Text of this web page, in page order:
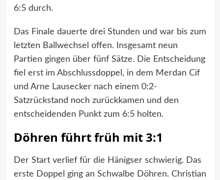
6:5 durch.
Das Finale dauerte drei Stunden und war bis zum
letzten Ballwechsel offen. Insgesamt neun
Partien gingen über fünf Sätze. Die Entscheidung
fiel erst im Abschlussdoppel, in dem Merdan Cif
und Arne Lausecker nach einem 0:2-
Satzrückstand noch zurückkamen und den
entscheidenden Punkt zum 6:5 holten.
Döhren führt früh mit 3:1
Der Start verlief für die Hänigser schwierig. Das
erste Doppel ging an Schwalbe Döhren. Christian